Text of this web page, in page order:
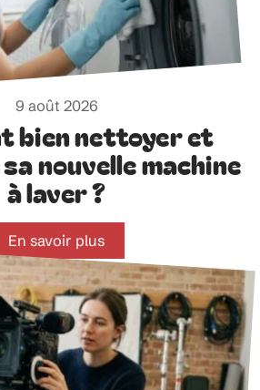
9 août 2026
bien nettoyer et
nouvelle machine
à laver ?
En savoir plus